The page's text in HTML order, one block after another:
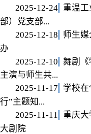
2025-12-24 重温
部）党支部...
2025-12-18
师生
办
2025-12-10
舞剧
主演与师生共...
2025-11-17
学校
行”主题知...
2025-11-11
重庆
大剧院